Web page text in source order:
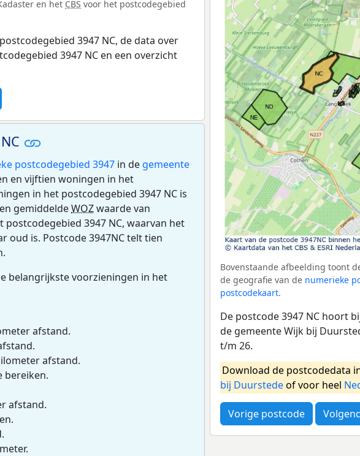
en het CBS voor het postcodegebied
3947 NC, de data over
3947 NC en een overzicht
postcodegebied 3947 in de gemeente
en vijftien woningen in het
in het postcodegebied 3947 NC is
gemiddeldeWOZwaarde van
3947 NC, waarvan het
oud is. Postcode 3947NC telt tien
belangrijkste voorzieningen in het
afstand.
afstand.
bereiken.
afstand.
Bovenstaande afbeelding toont
de geografie van de numerieke
postcodekaart.
De postcode 3947 NC hoort
de gemeente Wijk bij
t/m 26.
Download de postcodedata
bij Duurstedeof voor heel
Vorige postcode